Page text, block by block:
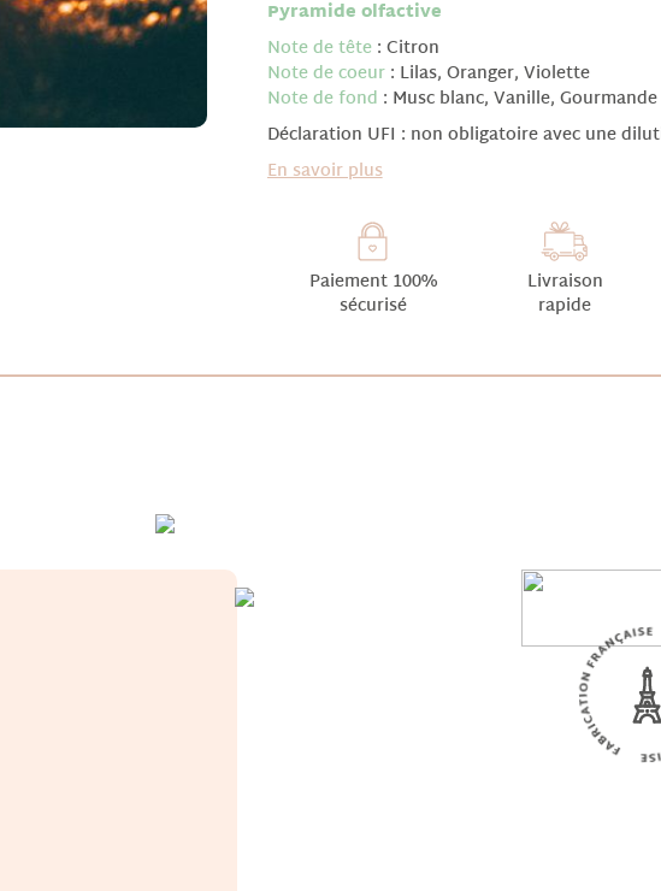
Pyramide olfactive
Note de tête: Citron
Note de coeur: Lilas, Oranger, Violette
Note de fond : Musc blanc, Vanille, Gourmande
Déclaration UFI : non obligatoire avec une
En savoir plus
Paiement 100%
sécurisé
Livraison
rapide